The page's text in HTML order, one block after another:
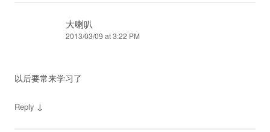
大喇叭
2013/03/09 at 3:22 PM
以后要常来学习了
Reply ↓